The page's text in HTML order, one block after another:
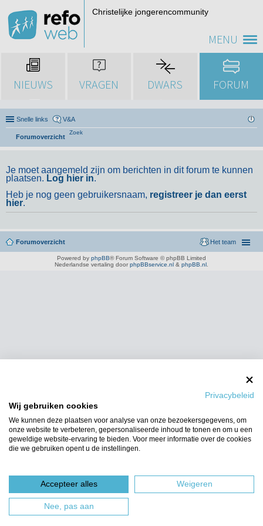
MENU
Christelijke jongerencommunity
NIEUWS VRAGEN DWARS FORUM
Snelle links V&A
Forumoverzicht
Zoek
Je moet aangemeld zijn om berichten in dit forum te kunnen
plaatsen. Log hier in.
Heb je nog geen gebruikersnaam, registreer je dan eerst
hier.
Forumoverzicht Het team
Powered by phpBB® Forum Software © phpBB Limited
Nederlandse vertaling door phpBBservice.nl & phpBB.nl
Privacybeleid
Wij gebruiken cookies
We kunnen deze plaatsen voor analyse van onze bezoekersgegevens, om
onze website te verbeteren, gepersonaliseerde inhoud te tonen en om u een
geweldige website-ervaring te bieden. Voor meer informatie over de cookies
die we gebruiken opent u de instellingen.
Accepteer alles Weigeren
Nee, pas aan